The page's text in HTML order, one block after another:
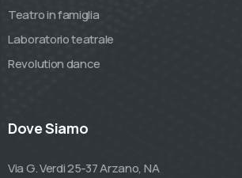
Teatro in famiglia
Laboratorio teatrale
Revolution dance
Dove Siamo
Via G. Verdi 25-37 Arzano, NA